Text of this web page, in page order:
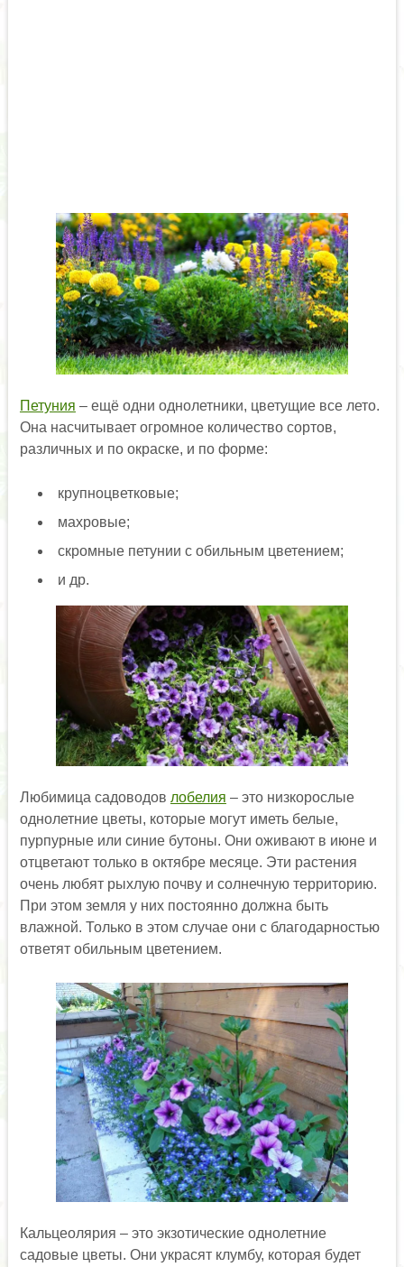
Петуния – ещё одни однолетники, цветущие все лето.
Она насчитывает огромное количество сортов,
различных и по окраске, и по форме:
крупноцветковые;
махровые;
скромные петунии с обильным цветением;
и др.
Любимица садоводов лобелия – это низкорослые
однолетние цветы, которые могут иметь белые,
пурпурные или синие бутоны. Они оживают в июне и
отцветают только в октябре месяце. Эти растения
очень любят рыхлую почву и солнечную территорию.
При этом земля у них постоянно должна быть
влажной. Только в этом случае они с благодарностью
ответят обильным цветением.
Кальцеолярия – это экзотические однолетние
садовые цветы. Они украсят клумбу, которая будет